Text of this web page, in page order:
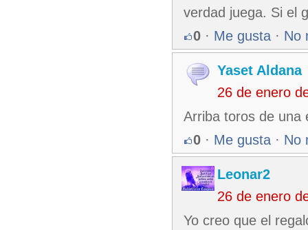
verdad juega. Si el
0 · Me gusta · No
Yaset Aldana
26 de enero
Arriba toros de una
0 · Me gusta · No
Leonar2
26 de enero
Yo creo que el